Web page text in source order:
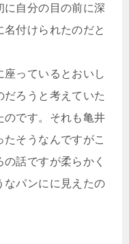
自分の目の前に深
付けられたのだと
っているとおいし
ろうと考えていた
のです。それも亀井
そうなんですがこ
話ですが柔らかく
なパンにに見えたの